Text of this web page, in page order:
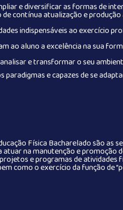
e diversificar as formas de
contínua atualização e
indispensáveis ao exercício
ao aluno a excelência na sua
e transformar o seu
e capazes de se
Física Bacharelado são as
na manutenção e promoção
e programas de atividades
como o exercício da função de